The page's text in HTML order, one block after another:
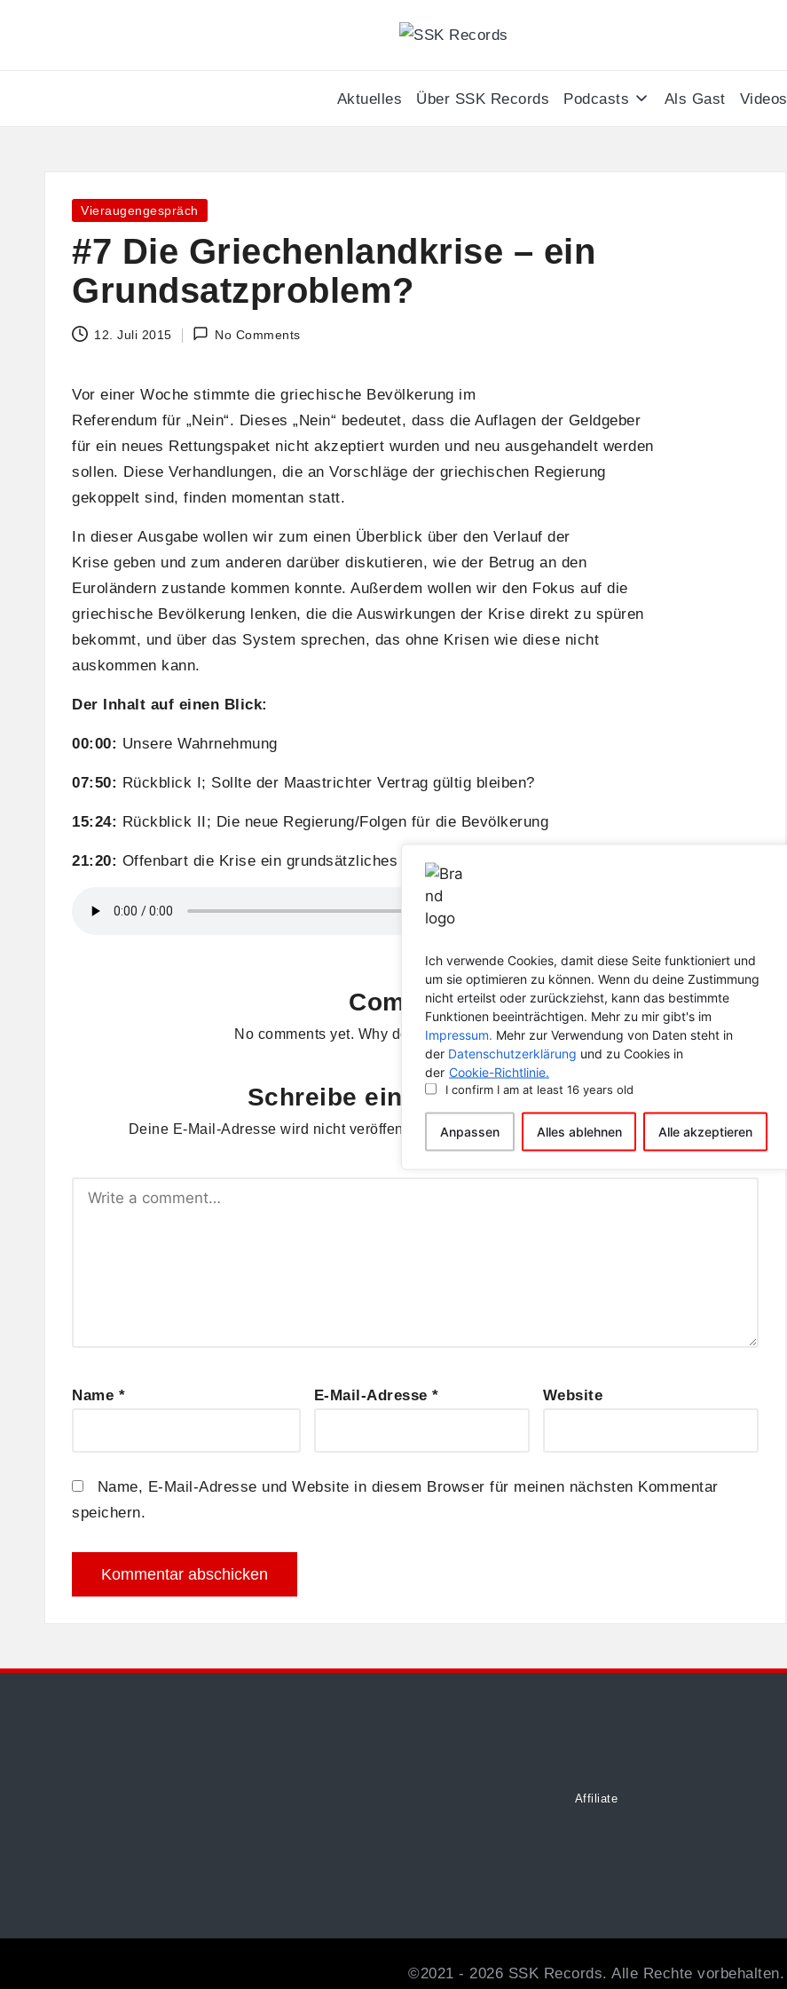
Ich verwende Cookies, damit diese Seite funktioniert und
um sie optimieren zu können. Wenn du deine Zustimmung
nicht erteilst oder zurückziehst, kann das bestimmte
Funktionen beeinträchtigen. Mehr zu mir gibt's im
Impressum. Mehr zur Verwendung von Daten steht in
der Datenschutzerklärung und zu Cookies in
der Cookie-Richtlinie.
I confirm I am at least 16 years old
Anpassen Alles ablehnen Alle akzeptieren
S
S
c
o
r
s
Alle
Stefan
Aktuelles Über SSK Records Podcasts Als Gast Videos
Posted
Vieraugengespräch
#7 Die Griechenlandkrise – ein
Grundsatzproblem?
12. Juli 2015 No Comments
Vor einer Woche stimmte die griechische Bevölkerung im
Referendum für „Nein“. Dieses „Nein“ bedeutet, dass die Auflagen der Geldgeber
für ein neues Rettungspaket nicht akzeptiert wurden und neu ausgehandelt werden
sollen. Diese Verhandlungen, die an Vorschläge der griechischen Regierung
gekoppelt sind, finden momentan statt.
In dieser Ausgabe wollen wir zum einen Überblick über den Verlauf der
Krise geben und zum anderen darüber diskutieren, wie der Betrug an den
Euroländern zustande kommen konnte. Außerdem wollen wir den Fokus auf die
griechische Bevölkerung lenken, die die Auswirkungen der Krise direkt zu spüren
bekommt, und über das System sprechen, das ohne Krisen wie diese nicht
auskommen kann.
Der Inhalt auf einen Blick:
00:00: Unsere Wahrnehmung
07:50: Rückblick I; Sollte der Maastrichter Vertrag gültig bleiben?
15:24: Rückblick II; Die neue Regierung/Folgen für die Bevölkerung
21:20: Offenbart die Krise ein grundsätzliches Problem?
Comments
No comments yet. Why don’t you start the discussion?
Schreibe einen Kommentar
Deine E-Mail-Adresse wird nicht veröffentlicht. Erforderliche Felder sind mit markiert
Name * E-Mail-Adresse* Website
Name, E-Mail-Adresse und Website in diesem Browser für meinen nächsten Kommentar
speichern.
Affiliate
©2021 - 2026 SSK Records. Alle Rechte vorbehalten.